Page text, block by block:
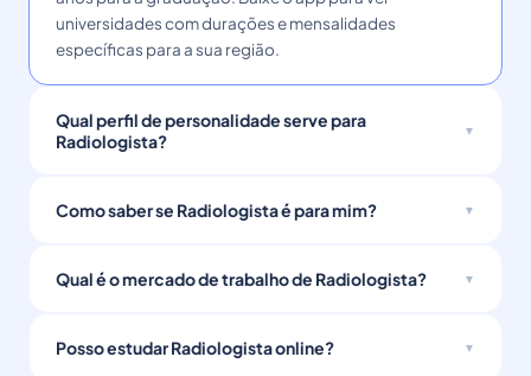
universidades com durações e mensalidades
específicas para a sua região.
Qual perfil de personalidade serve para
Radiologista?
Como saber se Radiologista é para mim?
Qual é o mercado de trabalho de Radiologista?
Posso estudar Radiologista online?